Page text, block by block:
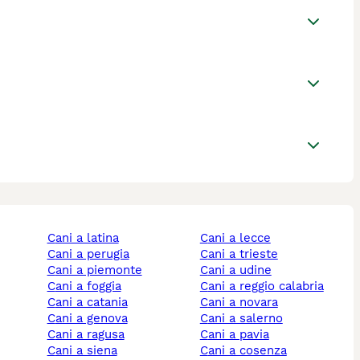
cani a latina
cani a perugia
cani a piemonte
cani a foggia
cani a catania
cani a genova
cani a ragusa
cani a siena
cani a lecce
cani a trieste
cani a udine
cani a reggio calabria
cani a novara
cani a salerno
cani a pavia
cani a cosenza